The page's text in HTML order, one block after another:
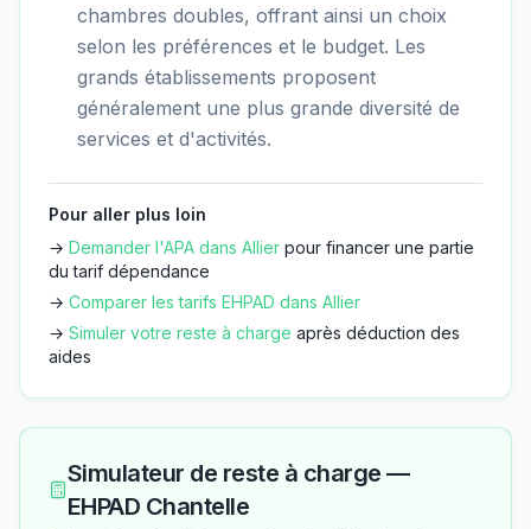
chambres doubles, offrant ainsi un choix
selon les préférences et le budget. Les
grands établissements proposent
généralement une plus grande diversité de
services et d'activités.
Pour aller plus loin
→ Demander l'APA dans Allier pour financer une partie
du tarif dépendance
→ Comparer les tarifs EHPAD dans Allier
→ Simuler votre reste à charge après déduction des
aides
Simulateur de reste à charge —
EHPAD Chantelle